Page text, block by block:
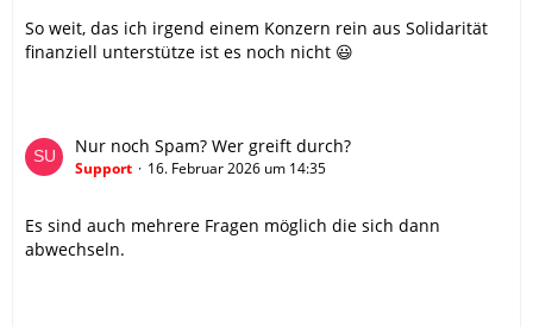
So weit, das ich irgend einem Konzern rein aus Solidarität
finanziell unterstütze ist es noch nicht 😃
Nur noch Spam? Wer greift durch?
Support 16. Februar 2026 um 14:35
Es sind auch mehrere Fragen möglich die sich dann
abwechseln.